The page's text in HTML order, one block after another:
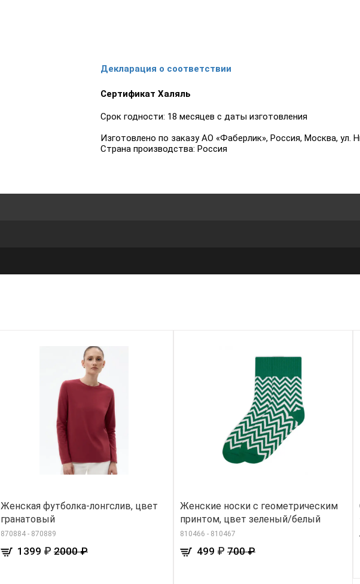
Декларация о соответствии
Сертификат Халяль
Срок годности: 18 месяцев с даты изготовления
Изготовлено по заказу АО «Фаберлик», Россия, Москва, ул.
Страна производства: Россия
Женская футболка-лонгслив, цвет
гранатовый
870884 - 870889
1399 ₽ 2000 ₽
Женские носки с геометрическим
принтом, цвет зеленый/белый
810466 - 810467
499 ₽ 700 ₽